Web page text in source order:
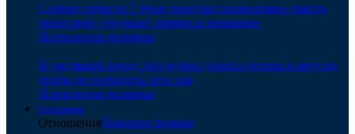
Собери слова из 7 букв: простая головоломка «шесть
лепестков» улучшает память и внимание
Психология человека
В уходящий поезд: что нужно успеть сделать в августе,
чтобы не потратить лето зря
Психология человека
Отношения
ОтношенияПоказать больше